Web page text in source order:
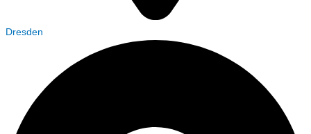
Dresden